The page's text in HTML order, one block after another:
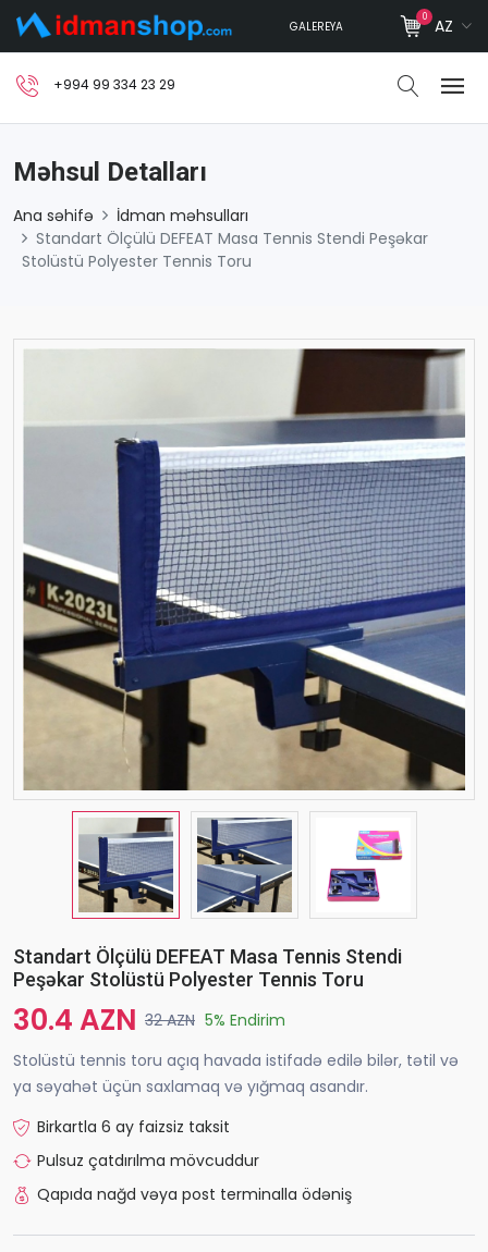
GALEREYA
0 AZ
+994 99 334 23 29
Məhsul Detalları
Ana səhifə
İdman məhsulları
Standart Ölçülü DEFEAT Masa Tennis Stendi Peşəkar
Stolüstü Polyester Tennis Toru
Standart Ölçülü DEFEAT Masa Tennis Stendi
Peşəkar Stolüstü Polyester Tennis Toru
30.4 AZN 32 AZN 5% Endirim
Stolüstü tennis toru açıq havada istifadə edilə bilər, tətil və
ya səyahət üçün saxlamaq və yığmaq asandır.
Birkartla 6 ay faizsiz taksit
Pulsuz çatdırılma mövcuddur
Qapıda nağd vəya post terminalla ödəniş